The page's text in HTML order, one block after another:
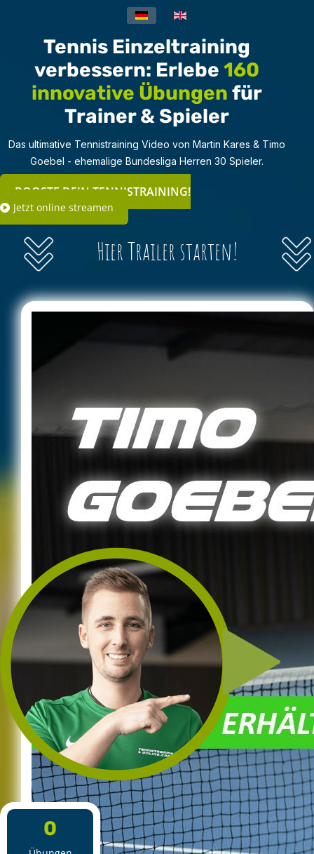
Tennis Einzeltraining
verbessern: Erlebe 160
innovative Übungen für
Trainer & Spieler
Das ultimative Tennistraining Video von Martin Kares & Timo
Goebel - ehemalige Bundesliga Herren 30 Spieler.
BOOSTE DEIN TENNISTRAINING!
Jetzt online streamen
Hier Trailer starten!
0
Sprache auswählen